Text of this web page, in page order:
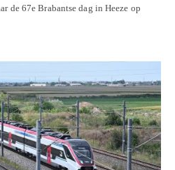
de 67e Brabantse dag in Heeze op